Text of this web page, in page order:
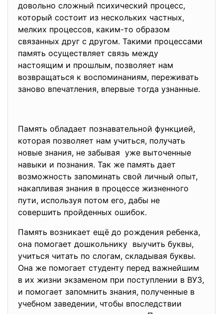
довольно сложный психический процесс,
который состоит из нескольких частных,
мелких процессов, каким-то образом
связанных друг с другом. Такими процессами
память осуществляет связь между
настоящим и прошлым, позволяет нам
возвращаться к воспоминаниям, переживать
заново впечатления, впервые тогда узнанные.
Память обладает познавательной функцией,
которая позволяет нам учиться, получать
новые знания, не забывая уже выточенные
навыки и познания. Так же память дает
возможность запоминать свой личный опыт,
накапливая знания в процессе жизненного
пути, используя потом его, дабы не
совершить пройденных ошибок.
Память возникает ещё до рождения ребенка,
она помогает дошкольнику выучить буквы,
учиться читать по слогам, складывая буквы.
Она же помогает студенту перед важнейшим
в их жизни экзаменом при поступлении в ВУЗ,
и помогает запомнить знания, полученные в
учебном заведении, чтобы впоследствии